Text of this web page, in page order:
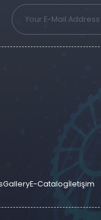
GalleryE-Catalogİletişim